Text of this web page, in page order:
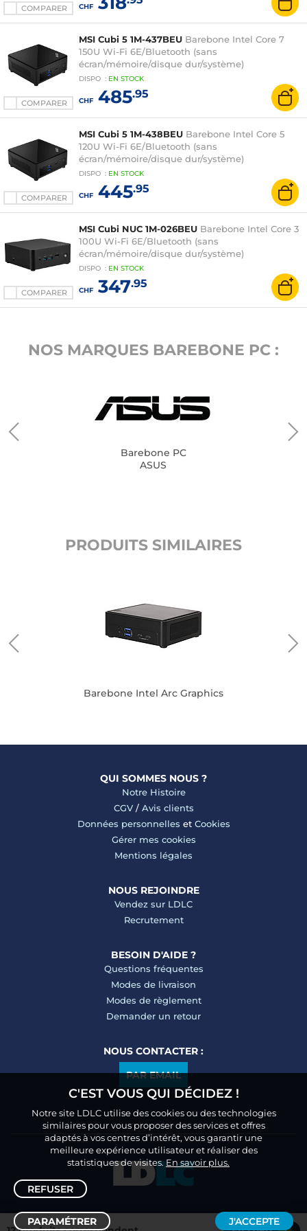
COMPARER CHF
COMPARER
MSI Cubi 5 1M-437BEU Barebone Intel Core 7
150U Wi-Fi 6E/Bluetooth (sans
écran/mémoire/disque dur/système)
DISPO : EN STOCK
CHF485.95
COMPARER
MSI Cubi 5 1M-438BEU Barebone Intel Core 5
120U Wi-Fi 6E/Bluetooth (sans
écran/mémoire/disque dur/système)
DISPO : EN STOCK
CHF445.95
COMPARER
MSI Cubi NUC 1M-026BEU Barebone Intel Core 3
100U Wi-Fi 6E/Bluetooth (sans
écran/mémoire/disque dur/système)
DISPO : EN STOCK
CHF347.95
NOS MARQUES BAREBONE PC :
Barebone PC
ASUS
PRODUITS SIMILAIRES
Barebone Intel Arc Graphics
QUI SOMMES NOUS ?
Notre Histoire
CGV/ Avis clients
Données personnelles et Cookies
Gérer mes cookies
Mentions légales
NOUS REJOINDRE
Vendez sur LDLC
Recrutement
BESOIN D'AIDE ?
Questions fréquentes
Modes de livraison
Modes de règlement
Demander un retour
NOUS CONTACTER :
PAR EMAIL
C'EST VOUS QUI DÉCIDEZ !
Notre site LDLC utilise des cookies ou des technologies
similaires pour vous proposer des services et offres
adaptés à vos centres d’intérêt, vous garantir une
meilleure expérience utilisateur et réaliser des
statistiques de visites.En savoir plus.
REFUSER
PARAMÉTRER J'ACCEPTE